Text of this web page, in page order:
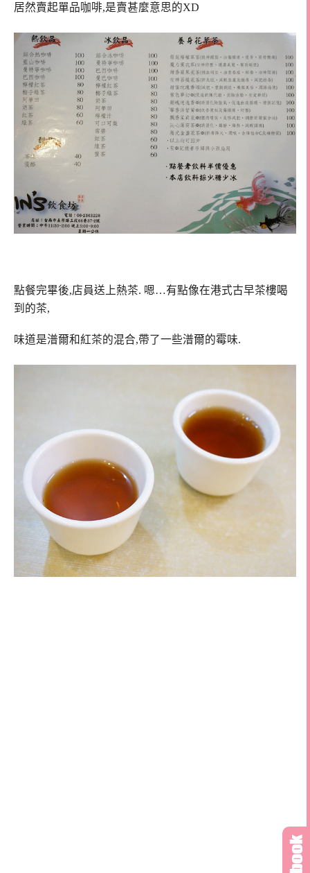
居然賣起單品咖啡,是賣甚麼意思的XD
點餐完畢後,店員送上熱茶. 嗯…有點像在港式古早茶樓喝
到的茶,
味道是潽爾和紅茶的混合,帶了一些潽爾的霉味.